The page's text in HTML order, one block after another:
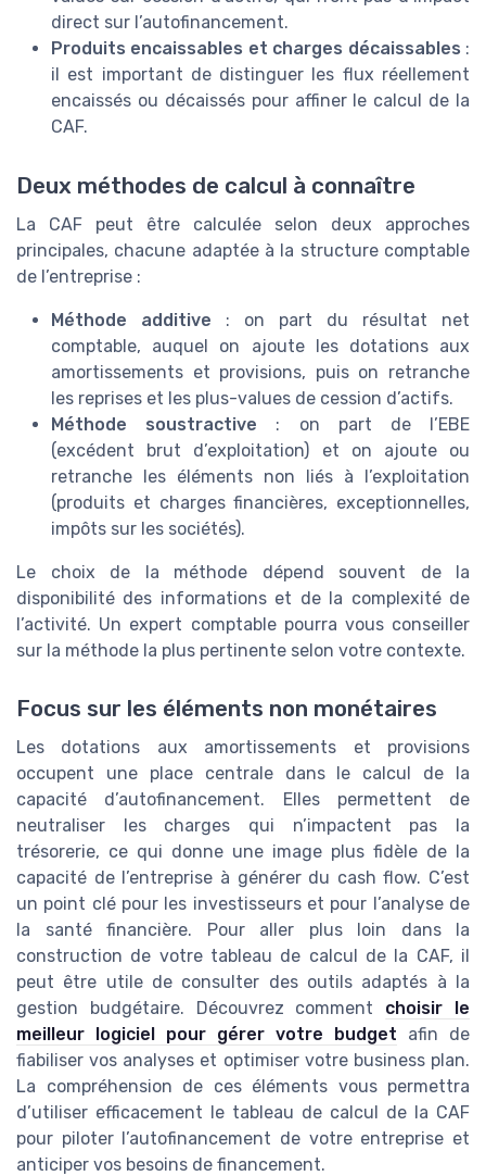
direct sur l’autofinancement.
Produits encaissables et charges décaissables :
il est important de distinguer les flux réellement
encaissés ou décaissés pour affiner le calcul de la
CAF.
Deux méthodes de calcul à connaître
La CAF peut être calculée selon deux approches
principales, chacune adaptée à la structure comptable
de l’entreprise :
Méthode additive : on part du résultat net
comptable, auquel on ajoute les dotations aux
amortissements et provisions, puis on retranche
les reprises et les plus-values de cession d’actifs.
Méthode soustractive : on part de l’EBE
(excédent brut d’exploitation) et on ajoute ou
retranche les éléments non liés à l’exploitation
(produits et charges financières, exceptionnelles,
impôts sur les sociétés).
Le choix de la méthode dépend souvent de la
disponibilité des informations et de la complexité de
l’activité. Un expert comptable pourra vous conseiller
sur la méthode la plus pertinente selon votre contexte.
Focus sur les éléments non monétaires
Les dotations aux amortissements et provisions
occupent une place centrale dans le calcul de la
capacité d’autofinancement. Elles permettent de
neutraliser les charges qui n’impactent pas la
trésorerie, ce qui donne une image plus fidèle de la
capacité de l’entreprise à générer du cash flow. C’est
un point clé pour les investisseurs et pour l’analyse de
la santé financière. Pour aller plus loin dans la
construction de votre tableau de calcul de la CAF, il
peut être utile de consulter des outils adaptés à la
gestion budgétaire. Découvrez comment choisir le
meilleur logiciel pour gérer votre budget afin de
fiabiliser vos analyses et optimiser votre business plan.
La compréhension de ces éléments vous permettra
d’utiliser efficacement le tableau de calcul de la CAF
pour piloter l’autofinancement de votre entreprise et
anticiper vos besoins de financement.